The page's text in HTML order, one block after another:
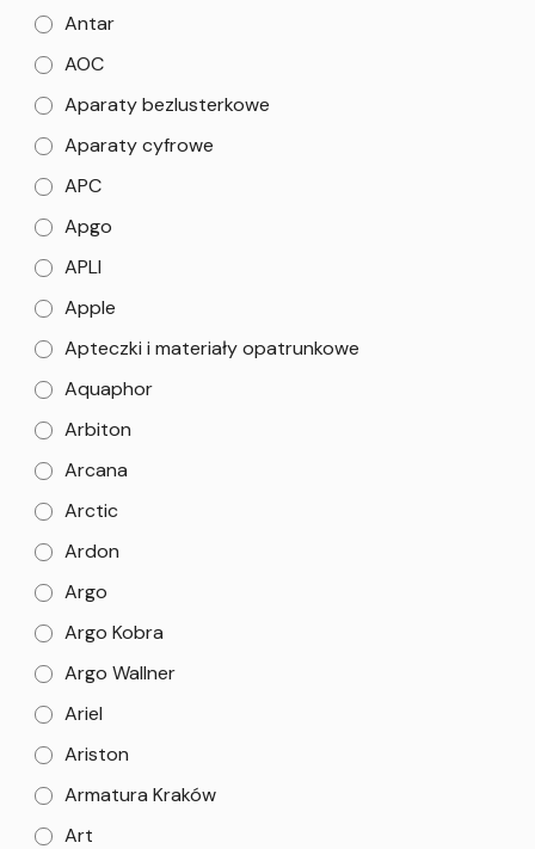
Antar
AOC
Aparaty bezlusterkowe
Aparaty cyfrowe
APC
Apgo
APLI
Apple
Apteczki i materiały opatrunkowe
Aquaphor
Arbiton
Arcana
Arctic
Ardon
Argo
Argo Kobra
Argo Wallner
Ariel
Ariston
Armatura Kraków
Art